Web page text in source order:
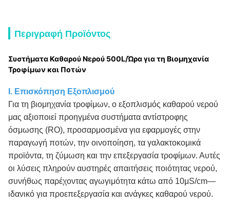
Περιγραφή Προϊόντος
Συστήματα Καθαρού Νερού 500L/Ώρα για τη Βιομηχανία
Τροφίμων και Ποτών
I. Επισκόπηση Εξοπλισμού
Για τη βιομηχανία τροφίμων, ο εξοπλισμός καθαρού νερού
μας αξιοποιεί προηγμένα συστήματα αντίστροφης
όσμωσης (RO), προσαρμοσμένα για εφαρμογές στην
παραγωγή ποτών, την οινοποίηση, τα γαλακτοκομικά
προϊόντα, τη ζύμωση και την επεξεργασία τροφίμων. Αυτές
οι λύσεις πληρούν αυστηρές απαιτήσεις ποιότητας νερού,
συνήθως παρέχοντας αγωγιμότητα κάτω από 10μS/cm—
ιδανικό για προεπεξεργασία και ανάγκες καθαρού νερού.